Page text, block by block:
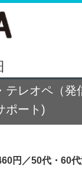
テレオペ（発
ポート)
円／50代・60